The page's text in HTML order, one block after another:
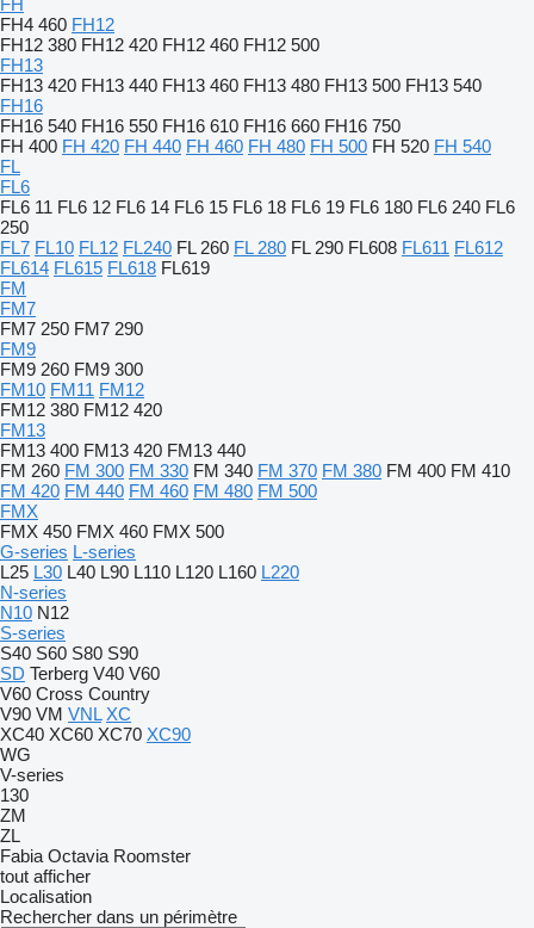
FH
FH4 460 FH12
FH12 380 FH12 420 FH12 460 FH12 500
FH13
FH13 420 FH13 440 FH13 460 FH13 480 FH13 500 FH13 540
FH16
FH16 540 FH16 550 FH16 610 FH16 660 FH16 750
FH 400 FH 420 FH 440 FH 460 FH 480 FH 500 FH 520 FH 540
FL
FL6
FL6 11 FL6 12 FL6 14 FL6 15 FL6 18 FL6 19 FL6 180 FL6 240 FL6
250
FL7 FL10 FL12 FL240 FL 260 FL 280 FL 290 FL608 FL611 FL612
FL614 FL615 FL618 FL619
FM
FM7
FM7 250 FM7 290
FM9
FM9 260 FM9 300
FM10 FM11 FM12
FM12 380 FM12 420
FM13
FM13 400 FM13 420 FM13 440
FM 260 FM 300 FM 330 FM 340 FM 370 FM 380 FM 400 FM 410
FM 420 FM 440 FM 460 FM 480 FM 500
FMX
FMX 450 FMX 460 FMX 500
G-series L-series
L25 L30 L40 L90 L110 L120 L160 L220
N-series
N10 N12
S-series
S40 S60 S80 S90
SD Terberg V40 V60
V60 Cross Country
V90 VM VNL XC
XC40 XC60 XC70 XC90
WG
V-series
130
ZM
ZL
Fabia Octavia Roomster
tout afficher
Localisation
Rechercher dans un périmètre